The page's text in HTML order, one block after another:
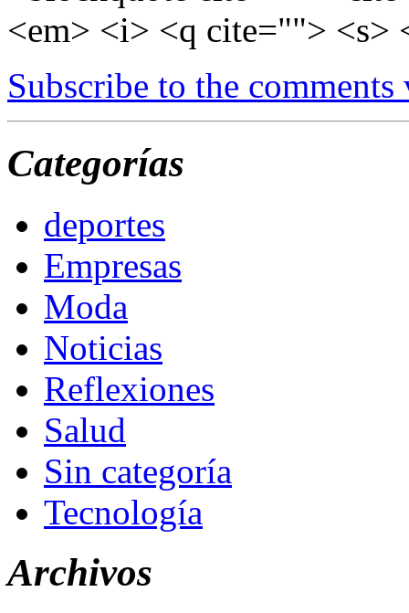
<em> <i> <q cite=""> <s>
Subscribe to the comments
Categorías
deportes
Empresas
Moda
Noticias
Reflexiones
Salud
Sin categoría
Tecnología
Archivos